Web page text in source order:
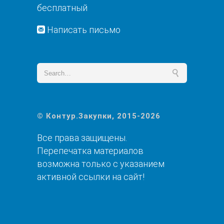
бесплатный
Написать письмо
© Контур.Закупки, 2015-2026
Все права защищены.
Перепечатка материалов
возможна только с указанием
активной ссылки на сайт!